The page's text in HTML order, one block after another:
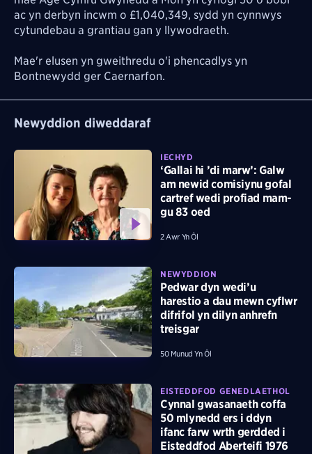
ac yn derbyn incwm o £1,040,349, sydd yn cynnwys
cytundebau a grantiau gan y llywodraeth.
Mae'r elusen yn gweithredu o'i phencadlys yn
Bontnewydd ger Caernarfon.
Newyddion diweddaraf
IECHYD
‘Gallai hi ’di marw’: Galw
am newid comisiynu gofal
cartref wedi profiad mam-
gu 83 oed
2 Awr Yn Ôl
NEWYDDION
Pedwar dyn wedi’u
harestio a dau mewn cyflwr
difrifol yn dilyn anhrefn
treisgar
50 Munud Yn Ôl
EISTEDDFOD GENEDLAETHOL
Cynnal gwasanaeth coffa
50 mlynedd ers i ddyn
ifanc farw wrth gerdded i
Eisteddfod Aberteifi 1976